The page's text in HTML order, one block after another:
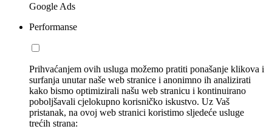
Google Ads
Performanse
Prihvaćanjem ovih usluga možemo pratiti ponašanje klikova i
surfanja unutar naše web stranice i anonimno ih analizirati
kako bismo optimizirali našu web stranicu i kontinuirano
poboljšavali cjelokupno korisničko iskustvo. Uz Vaš
pristanak, na ovoj web stranici koristimo sljedeće usluge
trećih strana: